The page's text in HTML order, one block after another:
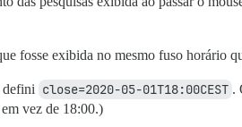
fosse exibida no mesmo fuso horário
defini close=2020-05-01T18:00CEST .
vez de 18:00.)